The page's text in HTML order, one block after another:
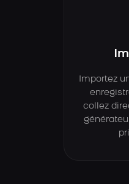
Importez
collez